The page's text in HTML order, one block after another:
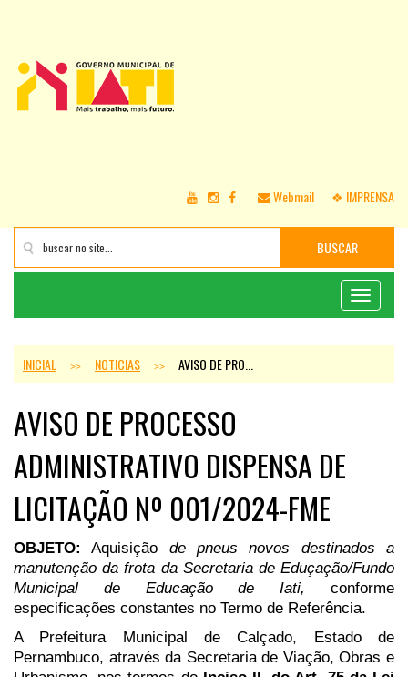
Webmail ❖ IMPRENSA
BUSCAR
Toggle
INICIAL >> NOTICIAS >> AVISO DE PRO...
AVISO DE PROCESSO
ADMINISTRATIVO DISPENSA DE
LICITAÇÃO Nº 001/2024-FME
OBJETO: Aquisição de pneus novos
destinados a
manutenção da frota da Secretaria de Eduçação/Fundo
Municipal de Educação de Iati,
conforme
especificações constantes no Termo de Referência.
A Prefeitura Municipal de Calçado, Estado de
Pernambuco, através da Secretaria de Viação, Obras e